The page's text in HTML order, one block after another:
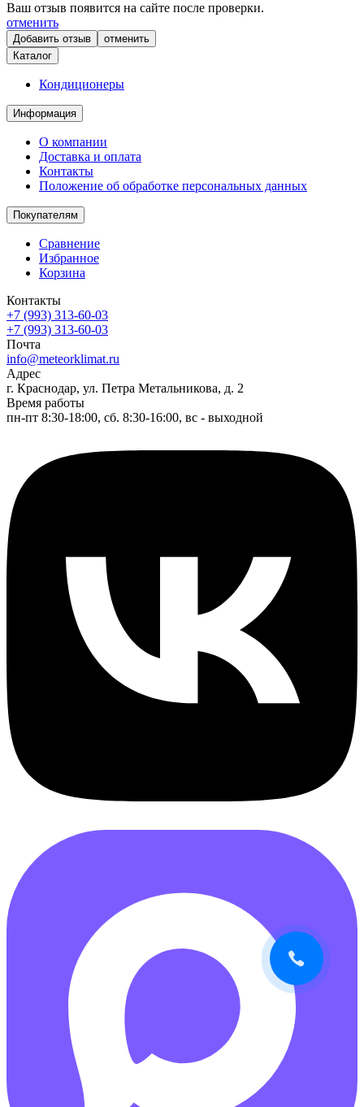
Ваш отзыв появится на сайте после проверки.
отменить
отменить
Каталог
Кондиционеры
Информация
О компании
Доставка и оплата
Контакты
Положение об обработке персональных данных
Покупателям
Сравнение
Избранное
Корзина
Контакты
+7 (993) 313-60-03
+7 (993) 313-60-03
Почта
info@meteorklimat.ru
Адрес
г. Краснодар, ул. Петра Метальникова, д. 2
Время работы
пн-пт 8:30-18:00, сб. 8:30-16:00, вс - выходной